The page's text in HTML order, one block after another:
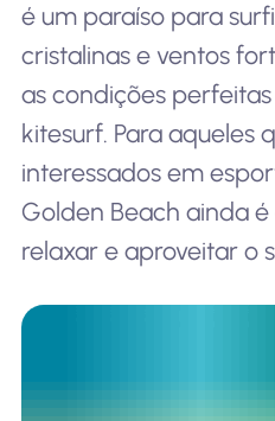
é um paraíso para
cristalinas e ventos
as condições
kitesurf. Para aqueles
interessados em
Golden Beach ainda
relaxar e aproveitar o